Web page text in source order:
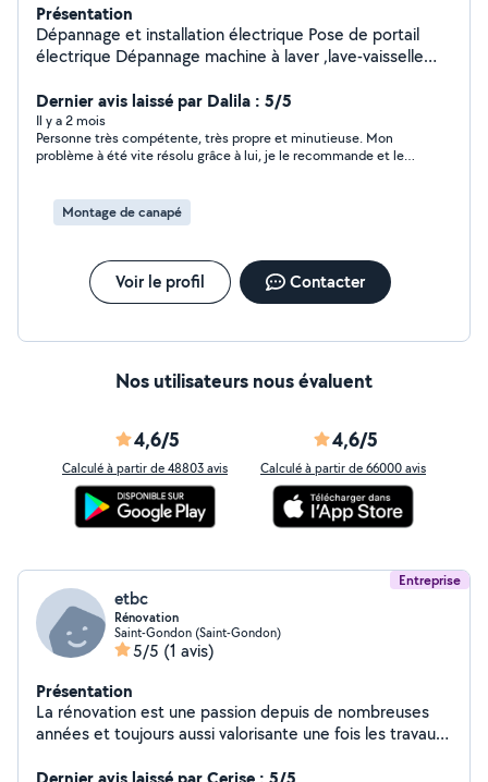
Présentation
Dépannage et installation électrique Pose de portail
électrique Dépannage machine à laver ,lave-vaisselle
Dernier avis laissé par Dalila : 5/5
Il y a 2 mois
Personne très compétente, très propre et minutieuse. Mon
problème à été vite résolu grâce à lui, je le recommande et le
Montage de canapé
Voir le profil Contacter
Nos utilisateurs nous évaluent
4,6/5
Calculé à partir de 48803 avis
4,6/5
Calculé à partir de 66000 avis
Entreprise
etbc
Rénovation
Saint-Gondon (Saint-Gondon)
5/5 (1 avis)
Présentation
La rénovation est une passion depuis de nombreuses
années et toujours aussi valorisante une fois les travaux